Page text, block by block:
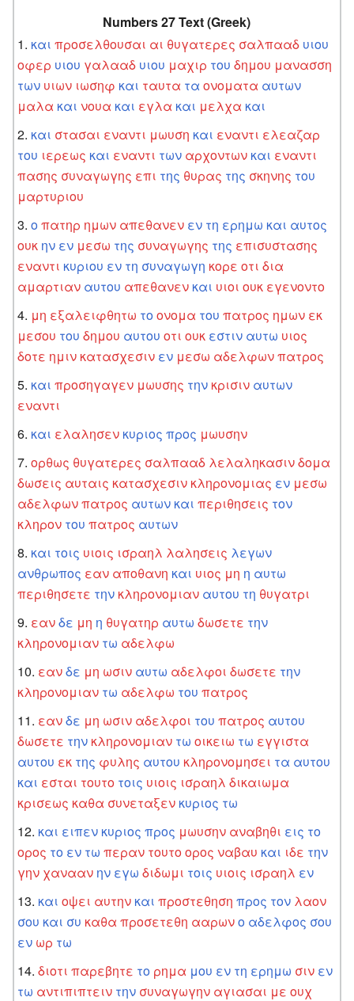
Numbers 27 Text (Greek)
και προσελθουσαι αι θυγατερες σαλπααδ υιου
οφερ υιου γαλααδ υιου μαχιρ του δημου μανασση
των υιων ιωσηφ και ταυτα τα ονοματα αυτων
μαλα και νουα και εγλα και μελχα και
και στασαι εναντι μωυση και εναντι ελεαζαρ
του ιερεως και εναντι των αρχοντων και εναντι
πασης συναγωγης επι της θυρας της σκηνης του
μαρτυριου
οπατηρ ημων απεθανεν εν τη ερημω και αυτος
ουκ ην εν μεσω της συναγωγης της επισυστασης
εναντι κυριου εν τη συναγωγη κορε οτι δια
αμαρτιαν αυτου απεθανεν και υιοι ουκ εγενοντο
μη εξαλειφθητω τοονομα του πατρος ημων εκ
μεσου του δημου αυτου οτι ουκ εστιν αυτω υιος
δοτε ημιν κατασχεσιν εν μεσω αδελφωνπατρος
και προσηγαγεν μωυσης την κρισιν αυτων
εναντι
και ελαλησεν κυριος προς μωυσην
ορθως θυγατερες σαλπααδ λελαληκασινδομα
δωσεις αυταις κατασχεσιν κληρονομιας εν μεσω
αδελφωνπατρος αυτων και περιθησεις τον
κληρον του πατρος αυτων
και τοις υιοις ισραηλ λαλησεις λεγων
ανθρωπος εαν αποθανη και υιος μη η αυτω
περιθησετε την κληρονομιαν αυτου τη θυγατρι
εανδε μη η θυγατηρ αυτω δωσετε την
κληρονομιαν τω αδελφω
εανδε μη ωσιν αυτω αδελφοι δωσετε την
κληρονομιαν τω αδελφω του πατρος
εανδε μη ωσιν αδελφοι του πατρος αυτου
δωσετε την κληρονομιαν τω οικειω τω εγγιστα
αυτου εκ της φυλης αυτου κληρονομησει τα αυτου
και εσται τουτο τοις υιοις ισραηλ δικαιωμα
κρισεως καθα συνεταξεν κυριος τω
και ειπεν κυριος προς μωυσην αναβηθι εις το
ορος το εν τω περαν τουτοορος ναβαυ και ιδε την
γην χανααν ην εγω διδωμι τοις υιοις ισραηλ εν
και οψει αυτην και προστεθηση προς τον λαον
σου και συ καθα προσετεθη ααρωνο αδελφος σου
εν ωρ τω
διοτι παρεβητε το ρημα μου εν τη ερημω σιν εν
τω αντιπιπτειν την συναγωγην αγιασαι με ουχ